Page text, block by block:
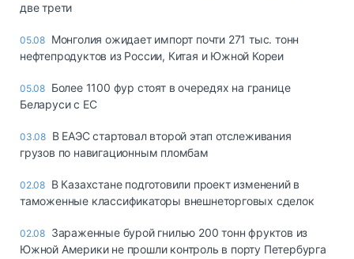
две трети
05.08 Монголия ожидает импорт почти 271 тыс. тонн
нефтепродуктов из России, Китая и Южной Кореи
05.08 Более 1100 фур стоят в очередях на границе
Беларуси с ЕС
03.08 В ЕАЭС стартовал второй этап отслеживания
грузов по навигационным пломбам
02.08 В Казахстане подготовили проект изменений в
таможенные классификаторы внешнеторговых сделок
02.08 Зараженные бурой гнилью 200 тонн фруктов из
Южной Америки не прошли контроль в порту Петербурга